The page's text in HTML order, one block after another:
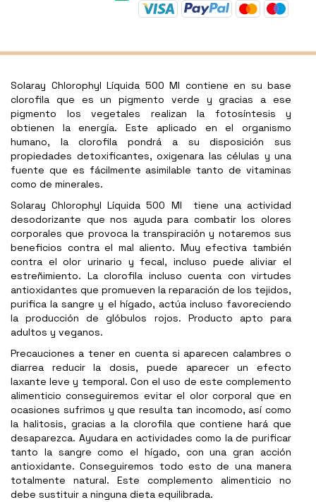
Solaray Chlorophyl Líquida 500 Ml contiene en su base
clorofila que es un pigmento verde y gracias a ese
pigmento los vegetales realizan la fotosíntesis y
obtienen la energía. Este aplicado en el organismo
humano, la clorofila pondrá a su disposición sus
propiedades detoxificantes, oxigenara las células y una
fuente que es fácilmente asimilable tanto de vitaminas
como de minerales.
Solaray Chlorophyl Líquida 500 Ml tiene una actividad
desodorizante que nos ayuda para combatir los olores
corporales que provoca la transpiración y notaremos sus
beneficios contra el mal aliento. Muy efectiva también
contra el olor urinario y fecal, incluso puede aliviar el
estreñimiento. La clorofila incluso cuenta con virtudes
antioxidantes que promueven la reparación de los tejidos,
purifica la sangre y el hígado, actúa incluso favoreciendo
la producción de glóbulos rojos. Producto apto para
adultos y veganos.
Precauciones a tener en cuenta si aparecen calambres o
diarrea reducir la dosis, puede aparecer un efecto
laxante leve y temporal. Con el uso de este complemento
alimenticio conseguiremos evitar el olor corporal que en
ocasiones sufrimos y que resulta tan incomodo, así como
la halitosis, gracias a la clorofila que contiene hará que
desaparezca. Ayudara en actividades como la de purificar
tanto la sangre como el hígado, con una gran acción
antioxidante. Conseguiremos todo esto de una manera
totalmente natural. Este complemento alimenticio no
debe sustituir a ninguna dieta equilibrada.